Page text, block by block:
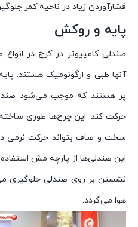
فشارآوردن زیاد در ناحیه کمر
پایه و روکش
صندلی کامپیوتر در کرج در
آنها طبی و ارگونومیک هستند.
پر هستند که موجب می‌شود
حرکت کند. این چرخ‌ها طوری
سخت و صاف بتواند حرکت نرمی
این صندلی‌ها از پارچه مش
نشستن بر روی صندلی جلوگیری
هوا می‌گردد.